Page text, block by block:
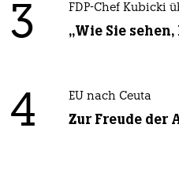
3 FDP-Chef Kubicki
„Wie Sie
4 EU nach Ceuta
Zur Freude der